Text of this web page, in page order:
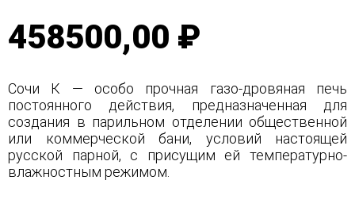
458500,00 ₽
Сочи К — особо прочная газо-дровяная печь
постоянного действия, предназначенная для
создания в парильном отделении общественной
или коммерческой бани, условий настоящей
русской парной, с присущим ей температурно-
влажностным режимом.